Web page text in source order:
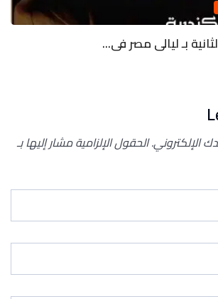
ليالى مصر فى...
الإلكتروني.الحقول الإلزامية مشار إليها بـ